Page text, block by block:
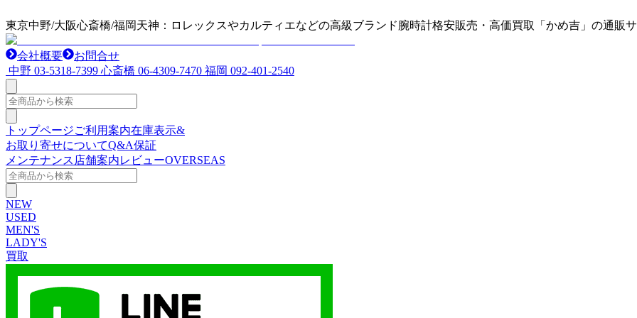
東京中野/大阪心斎橋/福岡天神：ロレックスやカルティエなどの高級ブランド腕時計格安販売・高価買取「かめ吉」の通販
会社概要
お問合せ
中野 03-5318-7399 心斎橋 06-4309-7470 福岡 092-401-2540
トップページご利用案内在庫表示&
お取り寄せについてQ&A保証
メンテナンス 店舗案内レビューOVERSEAS
NEW
USED
MEN'S
LADY'S
買取